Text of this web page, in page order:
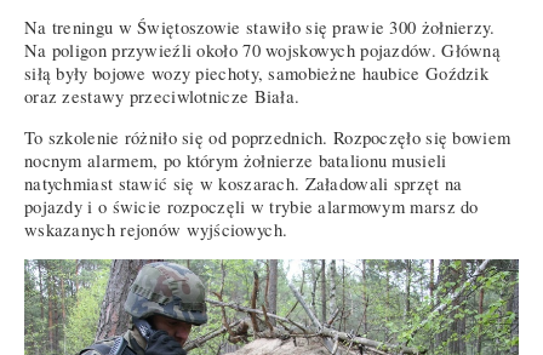
Na treningu w Świętoszowie stawiło się prawie 300 żołnierzy.
Na poligon przywieźli około 70 wojskowych pojazdów. Główną
siłą były bojowe wozy piechoty, samobieżne haubice Goździk
oraz zestawy przeciwlotnicze Biała.
To szkolenie różniło się od poprzednich. Rozpoczęło się bowiem
nocnym alarmem, po którym żołnierze batalionu musieli
natychmiast stawić się w koszarach. Załadowali sprzęt na
pojazdy i o świcie rozpoczęli w trybie alarmowym marsz do
wskazanych rejonów wyjściowych.